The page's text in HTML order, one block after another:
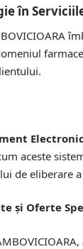
în
aceste
de eliberare
și Oferte